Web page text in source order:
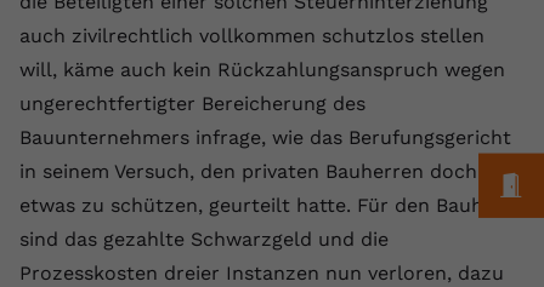
auch zivilrechtlich vollkommen schutzlos stellen
will, käme auch kein Rückzahlungsanspruch wegen
ungerechtfertigter Bereicherung des
Bauunternehmers infrage, wie das Berufungsgericht
in seinem Versuch, den privaten Bauherren doch
etwas zu schützen, geurteilt hatte. Für den Bauherrn
sind das gezahlte Schwarzgeld und die
Prozesskosten dreier Instanzen nun verloren, dazu
Zweck
Dieses Cookie wird verwendet, um die
Speicherung von
Benutzereinstellungen zu ermöglichen.
Einbetten von Videos auf der Website
setzt.
Name CONSENT
Anbieter youtube.com
2 Jahre
YouTube setzt dieses Cookie über